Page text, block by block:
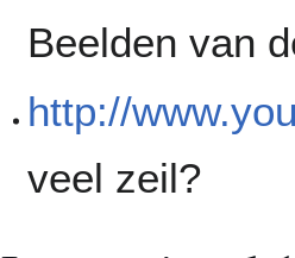
Beelden van
http://
veel zeil?